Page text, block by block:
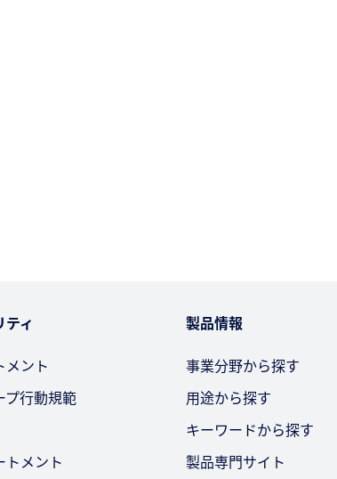
ィ
メント
プ行動規範
トメント
製品情報
事業分野から探す
用途から探す
キーワードから探す
製品専門サイト